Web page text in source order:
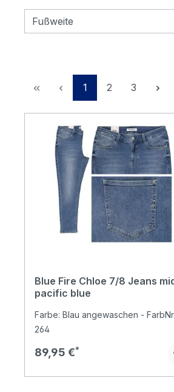
Fußweite
Seite
1 Seite
2 Seite
3
Blue Fire Chloe 7/8 Jeans
pacific blue
Farbe: Blau angewaschen -
264
Regulärer Preis:
89,95 €